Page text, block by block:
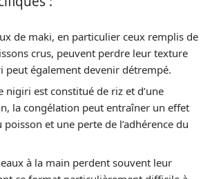
de maki, en particulier ceux remplis de
crus, peuvent perdre leur texture
peut également devenir détrempé.
nigiri est constitué de riz et d’une
la congélation peut entraîner un effet
et une perte de l’adhérence du
à la main perdent souvent leur